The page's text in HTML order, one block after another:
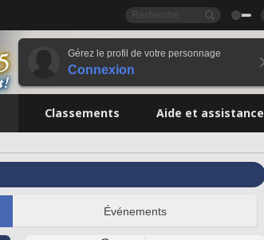
Gérez le profil de votre personnage
Connexion
Classements Aide et assistance
Événements